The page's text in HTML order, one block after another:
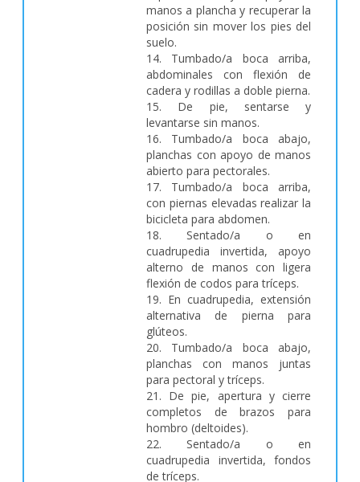
manos a plancha y recuperar la
posición sin mover los pies del
suelo.
14. Tumbado/a boca arriba,
abdominales con flexión de
cadera y rodillas a doble pierna.
15. De pie, sentarse y
levantarse sin manos.
16. Tumbado/a boca abajo,
planchas con apoyo de manos
abierto para pectorales.
17. Tumbado/a boca arriba,
con piernas elevadas realizar la
bicicleta para abdomen.
18. Sentado/a o en
cuadrupedia invertida, apoyo
alterno de manos con ligera
flexión de codos para tríceps.
19. En cuadrupedia, extensión
alternativa de pierna para
glúteos.
20. Tumbado/a boca abajo,
planchas con manos juntas
para pectoral y tríceps.
21. De pie, apertura y cierre
completos de brazos para
hombro (deltoides).
22. Sentado/a o en
cuadrupedia invertida, fondos
de tríceps.